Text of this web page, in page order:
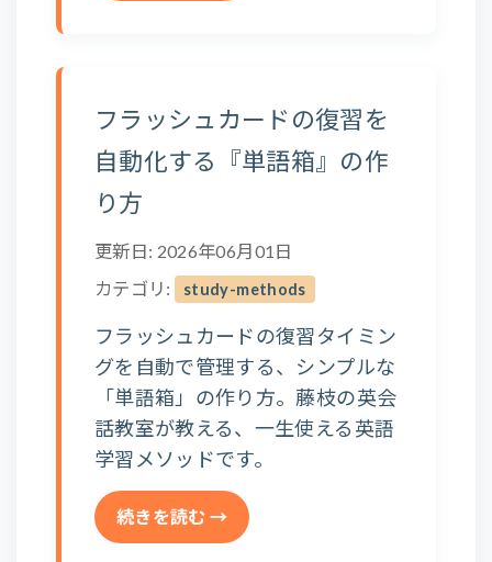
フラッシュカードの復習を
自動化する『単語箱』の作
り方
更新日: 2026年06月01日
カテゴリ:
study-methods
フラッシュカードの復習タイミン
グを自動で管理する、シンプルな
「単語箱」の作り方。藤枝の英会
話教室が教える、一生使える英語
学習メソッドです。
続きを読む →